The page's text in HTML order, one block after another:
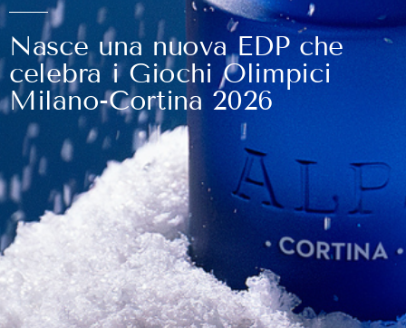
Nasce una nuova EDP che
celebra i Giochi Olimpici
Milano-Cortina 2026